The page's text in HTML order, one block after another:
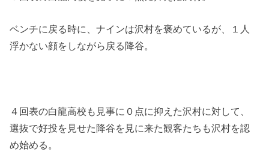
ベンチに戻る時に、ナインは沢村を褒めているが、１人
浮かない顔をしながら戻る降谷。
４回表の白龍高校も見事に０点に抑えた沢村に対して、
選抜で好投を見せた降谷を見に来た観客たちも沢村を認
め始める。